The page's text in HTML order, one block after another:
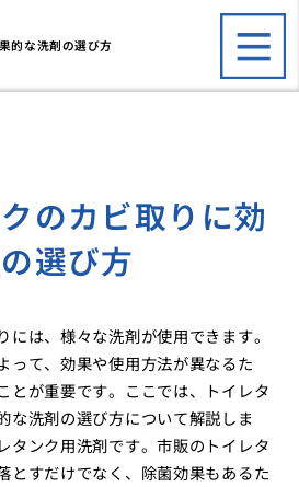
的な洗剤の選び方
のカビ取りに効
選び方
には、様々な洗剤が使用できます。
って、効果や使用方法が異なるた
とが重要です。ここでは、トイレタ
な洗剤の選び方について解説しま
タンク用洗剤です。市販のトイレタ
とすだけでなく、除菌効果もあるた